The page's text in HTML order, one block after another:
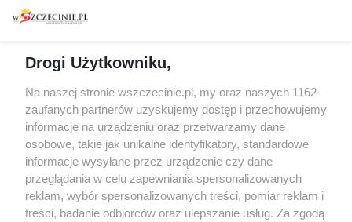
Spacery i oprowadzania
targi
Wernisaże
Więcej
Specjalny koncert z okazji
20. urodzin portalu
wSzczecinie.pl
Regulamin konkursów
śniadaniówka "Hej
Szczecin! Jest piątek!"
Drogi Użytkowniku,
Na naszej stronie wszczecinie.pl, my oraz naszych 1162
zaufanych partnerów uzyskujemy dostęp i przechowujemy
informacje na urządzeniu oraz przetwarzamy dane
osobowe, takie jak unikalne identyfikatory, standardowe
informacje wysyłane przez urządzenie czy dane
przeglądania w celu zapewniania spersonalizowanych
reklam, wybór spersonalizowanych treści, pomiar reklam i
treści, badanie odbiorców oraz ulepszanie usług. Za zgodą